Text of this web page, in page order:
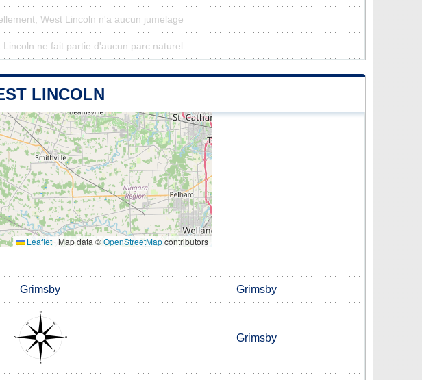
West Lincoln n'a aucun jumelage
Lincoln ne fait partie d'aucun parc naturel
LINCOLN
Leaflet | Map data ©OpenStreetMapcontributors
Grimsby Grimsby
Grimsby